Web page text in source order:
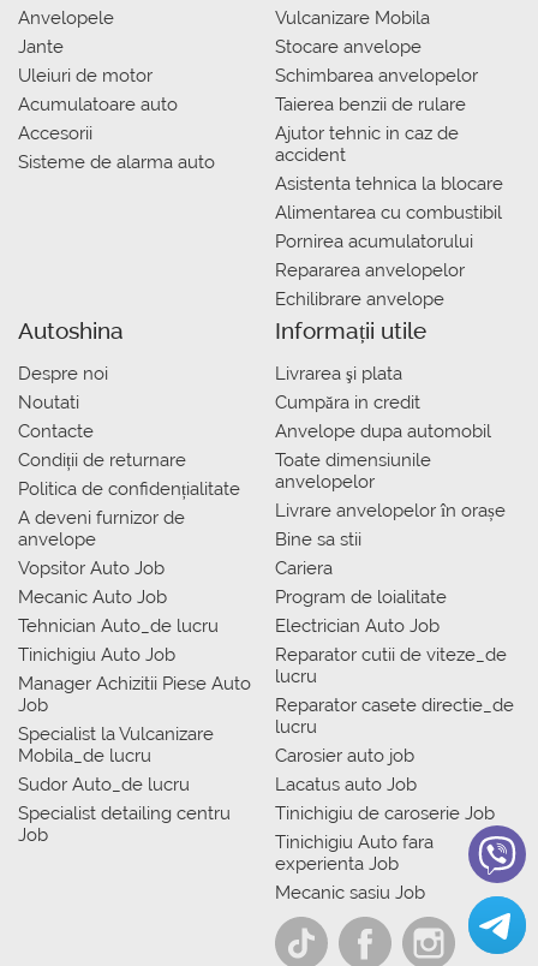
Anvelopele
Jante
Uleiuri de motor
Acumulatoare auto
Accesorii
Sisteme de alarma auto
Vulcanizare Mobila
Stocare anvelope
Schimbarea anvelopelor
Taierea benzii de rulare
Ajutor tehnic in caz de
accident
Asistenta tehnica la blocare
Alimentarea cu combustibil
Pornirea acumulatorului
Repararea anvelopelor
Echilibrare anvelope
Autoshina
Despre noi
Noutati
Contacte
Condiții de returnare
Politica de confidențialitate
A deveni furnizor de
anvelope
Vopsitor Auto Job
Mecanic Auto Job
Tehnician Auto_de lucru
Tinichigiu Auto Job
Manager Achizitii Piese Auto
Job
Specialist la Vulcanizare
Mobila_de lucru
Sudor Auto_de lucru
Specialist detailing centru
Job
Informații utile
Livrarea şi plata
Сumpăra in credit
Anvelope dupa automobil
Toate dimensiunile
anvelopelor
Livrare anvelopelor în orașe
Bine sa stii
Cariera
Program de loialitate
Electrician Auto Job
Reparator cutii de viteze_de
lucru
Reparator casete directie_de
lucru
Carosier auto job
Lacatus auto Job
Tinichigiu de caroserie Job
Tinichigiu Auto fara
experienta Job
Mecanic sasiu Job